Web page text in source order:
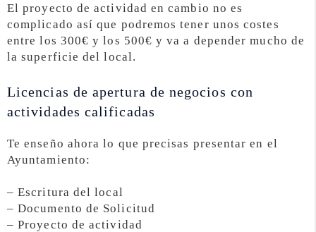
El proyecto de actividad en cambio no es
complicado así que podremos tener unos costes
entre los 300€ y los 500€ y va a depender mucho de
la superficie del local.
Licencias de apertura de negocios con
actividades calificadas
Te enseño ahora lo que precisas presentar en el
Ayuntamiento:
– Escritura del local
– Documento de Solicitud
– Proyecto de actividad